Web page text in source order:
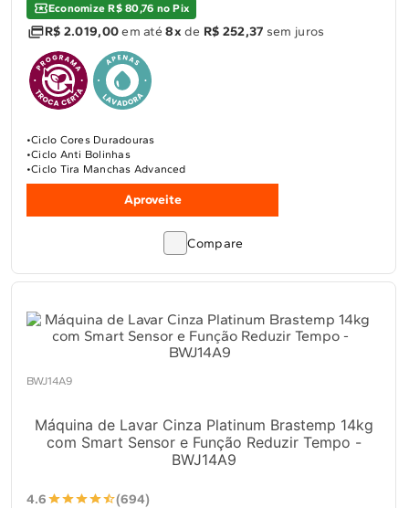
Economize R$ 80,76 no Pix
R$ 2.019,00em até8x de R$ 252,37 sem juros
Ciclo Cores Duradouras
Ciclo Anti Bolinhas
Ciclo Tira Manchas Advanced
Aproveite
Compare
BWJ14A9
Máquina de Lavar Cinza Platinum Brastemp 14kg
com Smart Sensor e Função Reduzir Tempo -
BWJ14A9
4.6
(694)